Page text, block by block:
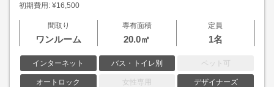
初期費用: ¥16,500
間取り
ワンルーム
専有面積
20.0㎡
定員
1名
インターネット バス・トイレ別 ペット可
オートロック 女性専用 デザイナーズ